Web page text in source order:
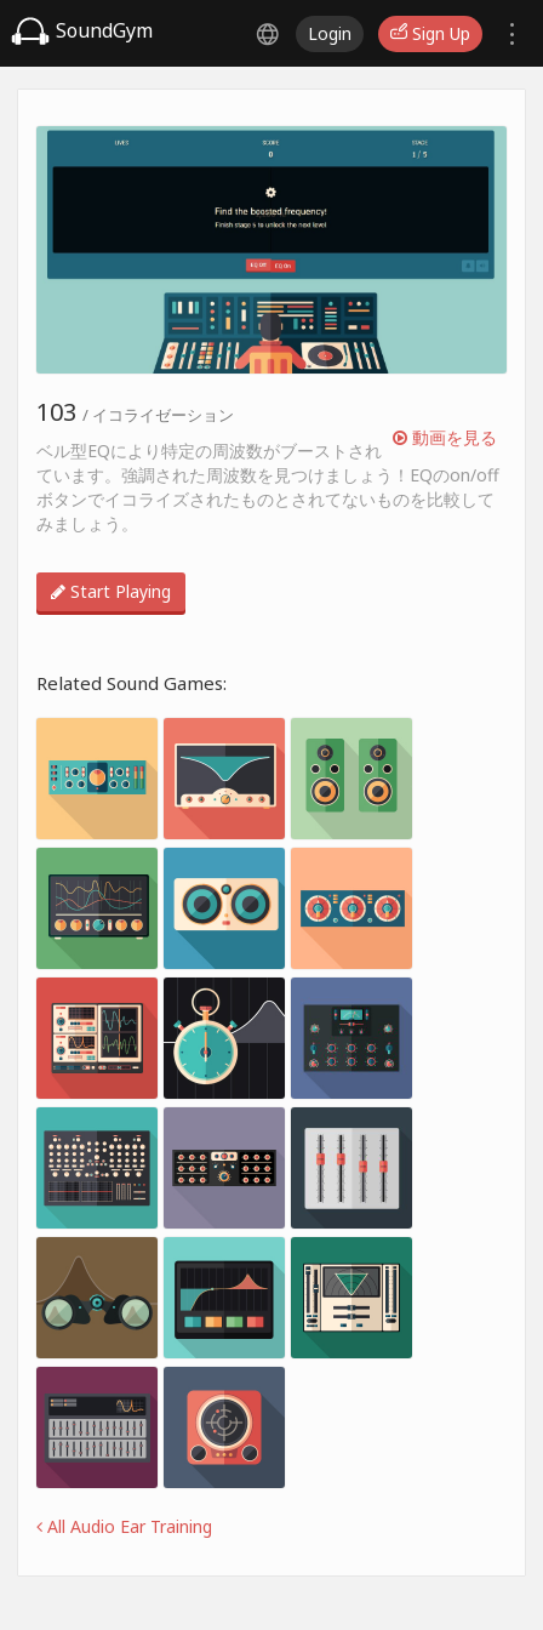
SoundGym Login Sign Up
動画を見る
103 / イコライゼーション
ベル型EQにより特定の周波数がブーストされ
ています。強調された周波数を見つけましょう！EQのon/off
ボタンでイコライズされたものとされてないものを比較して
みましょう。
Start Playing
Related Sound Games:
All Audio Ear Training